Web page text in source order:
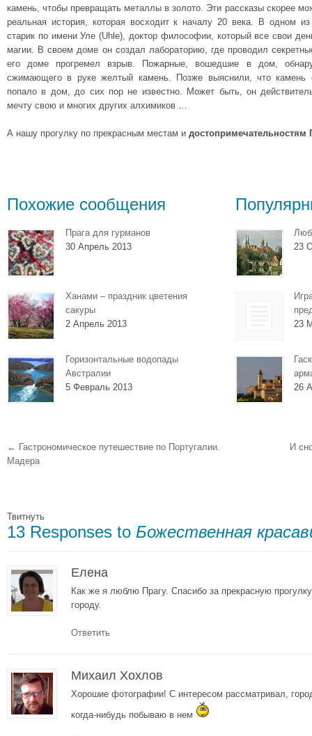
камень, чтобы превращать металлы в золото. Эти рассказы скорее
реальная история, которая восходит к началу 20 века. В одном
старик по имени Уле (Uhle), доктор философии, который все свои
магии. В своем доме он создал лабораторию, где проводил
его доме прогремел взрыв. Пожарные, вошедшие в дом,
сжимающего в руке желтый камень. Позже выяснили, что камень
попало в дом, до сих пор не известно. Может быть, он
мечту свою и многих других алхимиков …
А нашу прогулку по прекрасным местам и достопримечательностям
Похожие сообщения
Прага для гурманов
30 Апрель 2013
Ханами – праздник цветения
сакуры
2 Апрель 2013
Горизонтальные водопады
Австралии
5 Февраль 2013
23
23
26
← Гастрономическое путешествие по Португалии.
Мадера
И
Твитнуть
13 Responses to Божественная
Елена
Как же я люблю Прагу. Спасибо за прекрасную
городу.
Ответить
Михаил Хохлов
Хорошие фотографии! С интересом рассматривал,
когда-нибудь побываю в нем